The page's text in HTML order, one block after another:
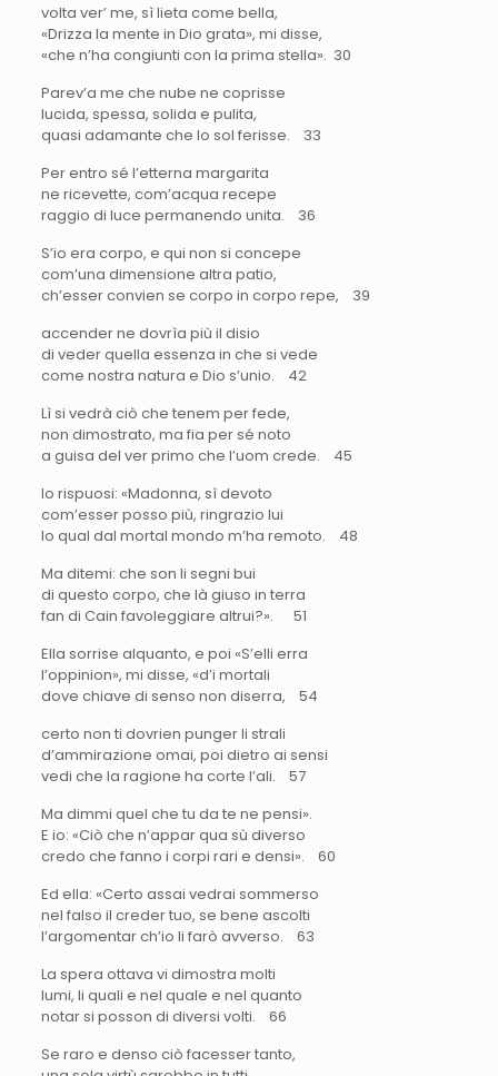
volta ver’ me, sì lieta come bella,
«Drizza la mente in Dio grata», mi disse,
«che n’ha congiunti con la prima stella». 30
Parev’a me che nube ne coprisse
lucida, spessa, solida e pulita,
quasi adamante che lo sol ferisse. 33
Per entro sé l’etterna margarita
ne ricevette, com’acqua recepe
raggio di luce permanendo unita. 36
S’io era corpo, e qui non si concepe
com’una dimensione altra patio,
ch’esser convien se corpo in corpo repe, 39
accender ne dovrìa più il disio
di veder quella essenza in che si vede
come nostra natura e Dio s’unio. 42
Lì si vedrà ciò che tenem per fede,
non dimostrato, ma fia per sé noto
a guisa del ver primo che l’uom crede. 45
Io rispuosi: «Madonna, sì devoto
com’esser posso più, ringrazio lui
lo qual dal mortal mondo m’ha remoto. 48
Ma ditemi: che son li segni bui
di questo corpo, che là giuso in terra
fan di Cain favoleggiare altrui?». 51
Ella sorrise alquanto, e poi «S’elli erra
l’oppinion», mi disse, «d’i mortali
dove chiave di senso non diserra, 54
certo non ti dovrien punger li strali
d’ammirazione omai, poi dietro ai sensi
vedi che la ragione ha corte l’ali. 57
Ma dimmi quel che tu da te ne pensi».
E io: «Ciò che n’appar qua sù diverso
credo che fanno i corpi rari e densi». 60
Ed ella: «Certo assai vedrai sommerso
nel falso il creder tuo, se bene ascolti
l’argomentar ch’io li farò avverso. 63
La spera ottava vi dimostra molti
lumi, li quali e nel quale e nel quanto
notar si posson di diversi volti. 66
Se raro e denso ciò facesser tanto,